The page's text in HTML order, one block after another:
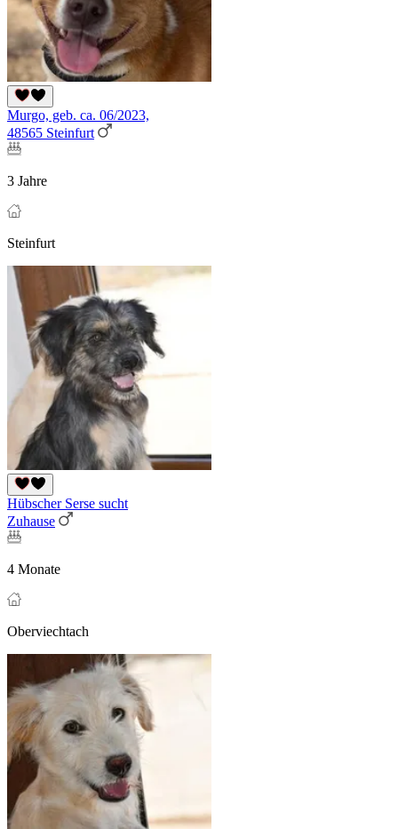
Murgo, geb. ca. 06/2023,
48565 Steinfurt
3 Jahre
Steinfurt
Hübscher Serse sucht
Zuhause
4 Monate
Oberviechtach